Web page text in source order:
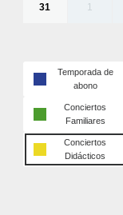
31 1
Temporada de
abono
Conciertos
Familiares
Conciertos
Didácticos